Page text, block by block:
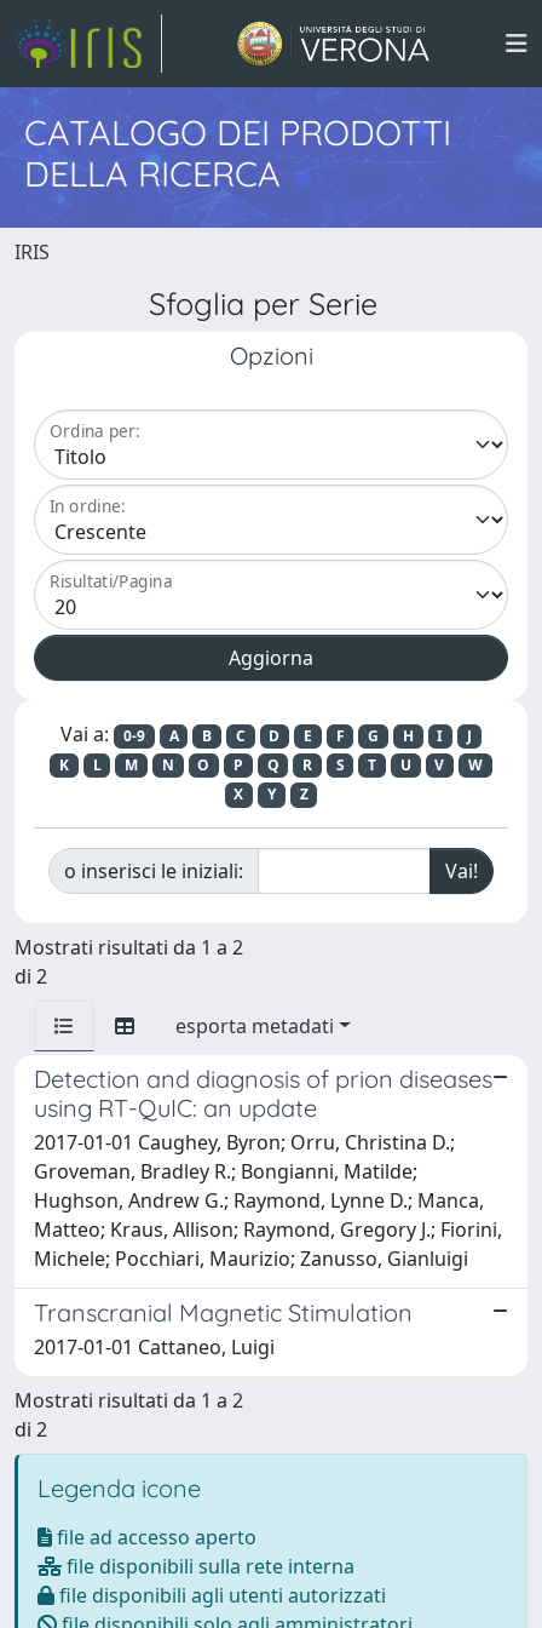
CATALOGO DEI PRODOTTI
DELLA RICERCA
IRIS
Sfoglia per Serie
Opzioni
Ordina per:
In ordine:
Risultati/Pagina
Vai a: 0-9 A B C D E F G H I
J
K
L M N O P Q R S T U V
W
X
Y Z
o inserisci le iniziali:
Mostrati risultati da 1 a 2
di 2
esporta metadati
Detection and diagnosis of prion diseases
using RT-QuIC: an update
2017-01-01 Caughey, Byron; Orru, Christina D.;
Groveman, Bradley R.; Bongianni, Matilde;
Hughson, Andrew G.; Raymond, Lynne D.; Manca,
Matteo; Kraus, Allison; Raymond, Gregory J.; Fiorini,
Michele; Pocchiari, Maurizio; Zanusso, Gianluigi
Transcranial Magnetic Stimulation
2017-01-01 Cattaneo, Luigi
Mostrati risultati da 1 a 2
di 2
Legenda icone
file ad accesso aperto
file disponibili sulla rete interna
file disponibili agli utenti autorizzati